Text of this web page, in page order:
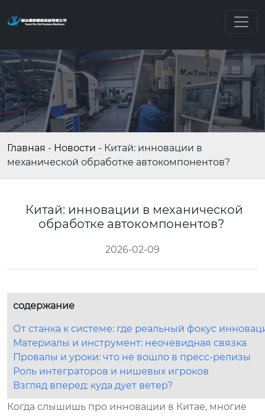
Главная - Новости - Китай: инновации в
механической обработке автокомпонентов?
Китай: инновации в механической
обработке автокомпонентов?
2026-02-09
содержание
От станка к системе: где реальный фокус
Материалы и инструмент: неочевидная связка
Провалы и уроки: что не вошло в пресс-релизы
Роль интеграторов и нишевых игроков
Взгляд вперед: куда дует ветер?
Когда слышишь про инновации в Китае, многие